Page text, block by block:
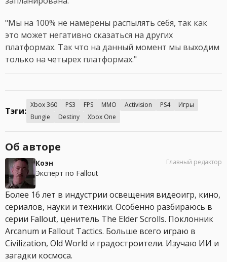
"Мы на 100% не намерены распылять себя, так как
это может негативно сказаться на других
платформах. Так что на данный момент мы выходим
только на четырех платформах."
Тэги:
Xbox 360 PS3 FPS MMO Activision PS4
Игры
Bungie
Destiny Xbox One
Об авторе
Коэн
Эксперт по Fallout
Главный редактор
Более 16 лет в индустрии освещения видеоигр, кино,
сериалов, науки и техники. Особенно разбираюсь в
серии Fallout, ценитель The Elder Scrolls. Поклонник
Arcanum и Fallout Tactics. Больше всего играю в
Civilization, Old World и градостроители. Изучаю ИИ и
загадки космоса.